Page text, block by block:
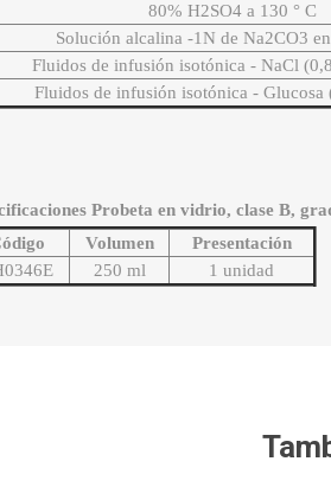
80% H2SO4 a 130 ° C
Solución alcalina -1N de Na2CO3
Fluidos de infusión isotónica - NaCl
Fluidos de infusión isotónica - Glucosa
Probeta en vidrio, clase B,
Volumen
Presentación
250 ml 1 unidad